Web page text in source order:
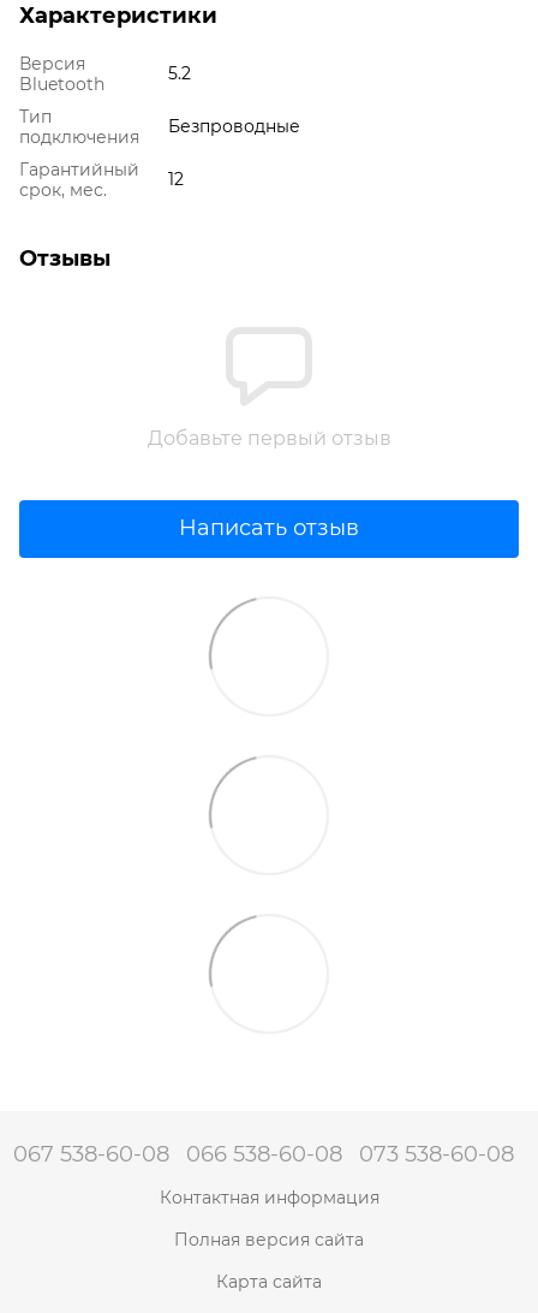
Характеристики
Версия
Bluetooth
5.2
Тип
подключения
Безпроводные
Гарантийный
срок, мес.
12
Отзывы
Добавьте первый отзыв
Написать отзыв
067 538-60-08 066 538-60-08 073 538-60-08
Контактная информация
Полная версия сайта
Карта сайта